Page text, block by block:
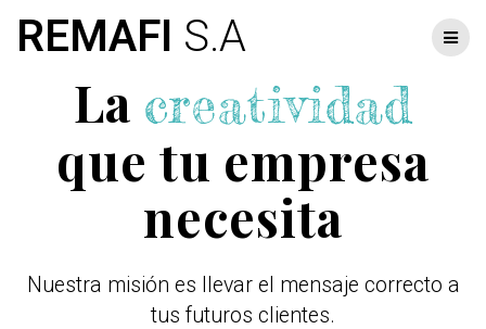
content
REMAFI S.A
La creatividad
que tu empresa
necesita
Nuestra misión es llevar el mensaje correcto a
tus futuros clientes.